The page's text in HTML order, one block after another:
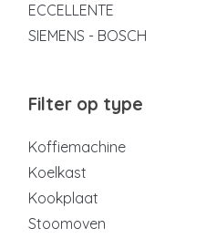
ECCELLENTE
SIEMENS - BOSCH
Filter op type
Koffiemachine
Koelkast
Kookplaat
Stoomoven